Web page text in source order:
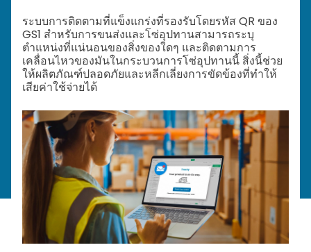
ระบบการติดตามที่แข็งแกร่งที่รองรับโดยรหัส QR ของ
GS1 สำหรับการขนส่งและโซ่อุปทานสามารถระบุ
ตำแหน่งที่แน่นอนของสิ่งของใดๆ และติดตามการ
เคลื่อนไหวของมันในกระบวนการโซ่อุปทานนี้ สิ่งนี้ช่วย
ให้ผลิตภัณฑ์ปลอดภัยและหลีกเลี่ยงการขัดข้องที่ทำให้
เสียค่าใช้จ่ายได้